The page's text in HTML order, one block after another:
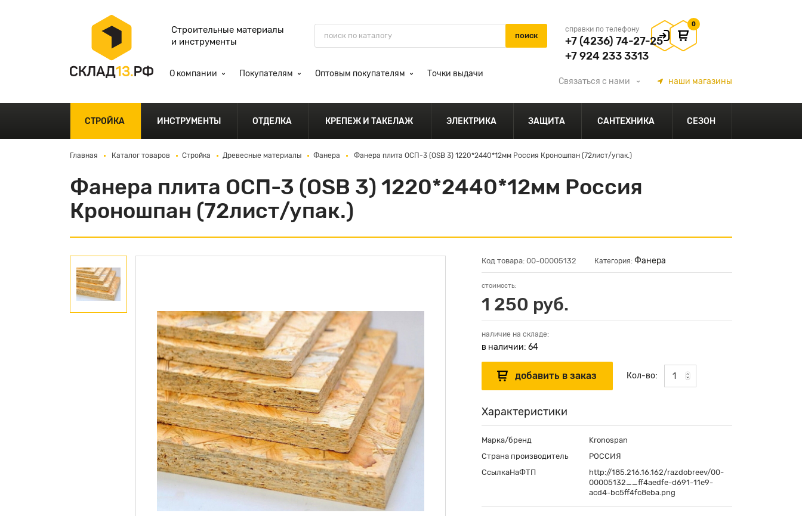
Строительные материалы
и инструменты
справки по телефону
+7 (4236) 74-27-25
+7 924 233 3313
0
О компании Покупателям Оптовым покупателям Точки выдачи
Связаться с нами наши магазины
СТРОЙКА ИНСТРУМЕНТЫ ОТДЕЛКА КРЕПЕЖ И ТАКЕЛАЖ ЭЛЕКТРИКА ЗАЩИТА САНТЕХНИКА СЕЗОН
Главная Каталог товаров Стройка Древесные материалы Фанера Фанера плита ОСП-3 (OSB 3) 1220*2440*12мм Россия Кроношпан (72лист/упак.)
Фанера плита ОСП-3 (OSB 3) 1220*2440*12мм Россия
Кроношпан (72лист/упак.)
Код товара: 00-00005132 Категория: Фанера
стоимость:
1 250 руб.
наличие на складе:
в наличии: 64
Кол-во:
Характеристики
Марка/бренд
Kronospan
Страна производитель
РОССИЯ
СсылкаНаФТП
http://185.216.16.162/razdobreev/00-
00005132__ff4aedfe-d691-11e9-
acd4-bc5ff4fc8eba.png